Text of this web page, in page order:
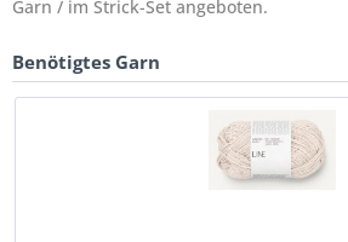
Garn / im Strick-Set angeboten.
Benötigtes Garn